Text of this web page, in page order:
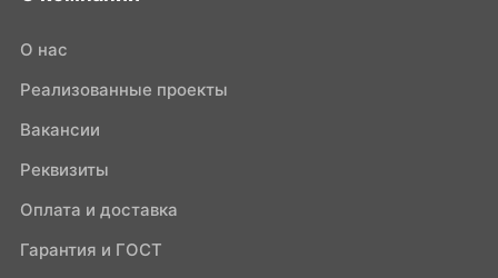
О нас
Реализованные проекты
Вакансии
Реквизиты
Оплата и доставка
Гарантия и ГОСТ